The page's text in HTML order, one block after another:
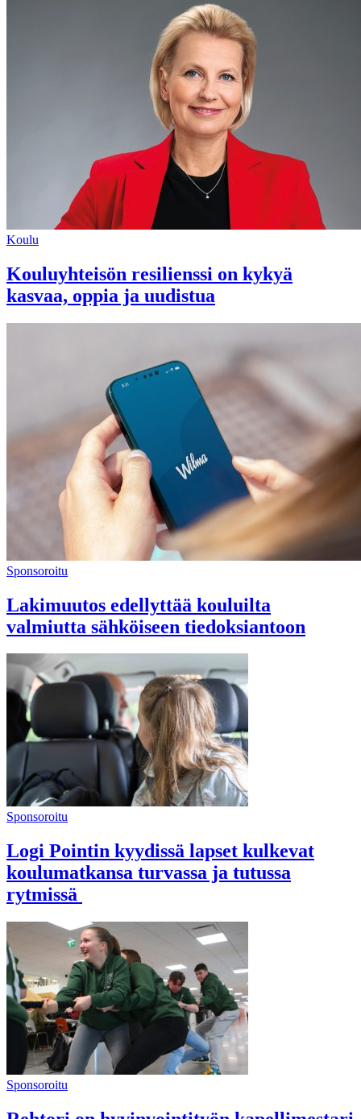
Koulu
Kouluyhteisön resilienssi on kykyä
kasvaa, oppia ja uudistua
Sponsoroitu
Lakimuutos edellyttää kouluilta
valmiutta sähköiseen tiedoksiantoon
Sponsoroitu
Logi Pointin kyydissä lapset kulkevat
koulumatkansa turvassa ja tutussa
rytmissä
Sponsoroitu